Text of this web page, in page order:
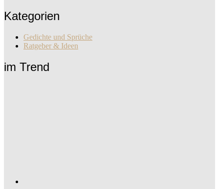
Kategorien
Gedichte und Sprüche
Ratgeber & Ideen
im Trend